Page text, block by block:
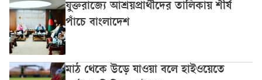
যুক্তরাজ্যে আশ্রয়প্রার্থীদের তালিকায় শীর্ষ
পাঁচে বাংলাদেশ
মাঠ থেকে উড়ে যাওয়া বলে হাইওয়েতে